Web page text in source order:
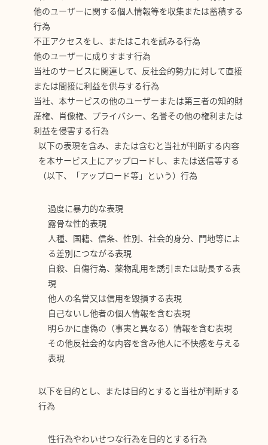
他のユーザーに関する個人情報等を収集または蓄積する
行為
不正アクセスをし、またはこれを試みる行為
他のユーザーに成りすます行為
当社のサービスに関連して、反社会的勢力に対して直接
または間接に利益を供与する行為
当社、本サービスの他のユーザーまたは第三者の知的財
産権、肖像権、プライバシー、名誉その他の権利または
利益を侵害する行為
以下の表現を含み、または含むと当社が判断する内容
を本サービス上にアップロードし、または送信等する
（以下、「アップロード等」という）行為
過度に暴力的な表現
露骨な性的表現
人種、国籍、信条、性別、社会的身分、門地等によ
る差別につながる表現
自殺、自傷行為、薬物乱用を誘引または助長する表
現
他人の名誉又は信用を毀損する表現
自己ないし他者の個人情報を含む表現
明らかに虚偽の（事実と異なる）情報を含む表現
その他反社会的な内容を含み他人に不快感を与える
表現
以下を目的とし、または目的とすると当社が判断する
行為
性行為やわいせつな行為を目的とする行為